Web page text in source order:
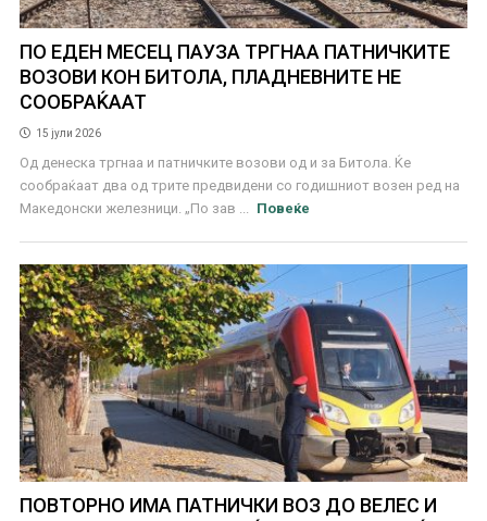
ПО ЕДЕН МЕСЕЦ ПАУЗА ТРГНАА ПАТНИЧКИТЕ
ВОЗОВИ КОН БИТОЛА, ПЛАДНЕВНИТЕ НЕ
СООБРАЌААТ
15 јули 2026
Од денеска тргнаа и патничките возови од и за Битола. Ќе
сообраќаат два од трите предвидени со годишниот возен ред на
Македонски железници. „По зав ...
Повеќе
ПОВТОРНО ИМА ПАТНИЧКИ ВОЗ ДО ВЕЛЕС И